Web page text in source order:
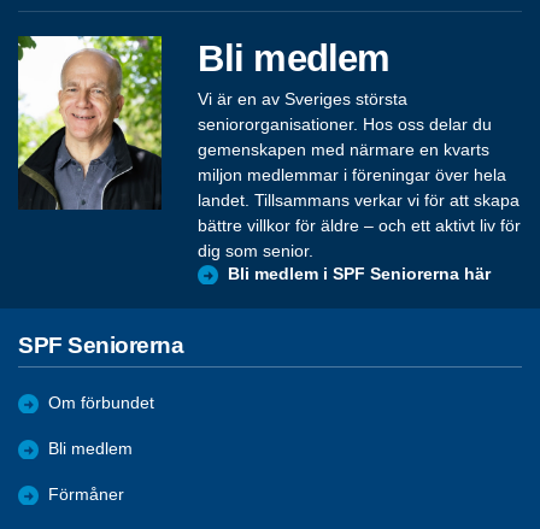
Bli medlem
Vi är en av Sveriges största
seniororganisationer. Hos oss delar du
gemenskapen med närmare en kvarts
miljon medlemmar i föreningar över hela
landet. Tillsammans verkar vi för att skapa
bättre villkor för äldre – och ett aktivt liv för
dig som senior.
Bli medlem i SPF Seniorerna här
SPF Seniorerna
Om förbundet
Bli medlem
Förmåner